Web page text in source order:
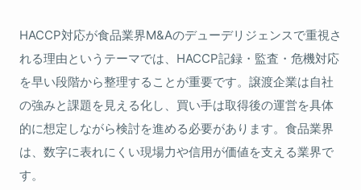
HACCP対応が食品業界M&Aのデューデリジェンスで重視さ
れる理由というテーマでは、HACCP記録・監査・危機対応
を早い段階から整理することが重要です。譲渡企業は自社
の強みと課題を見える化し、買い手は取得後の運営を具体
的に想定しながら検討を進める必要があります。食品業界
は、数字に表れにくい現場力や信用が価値を支える業界で
す。